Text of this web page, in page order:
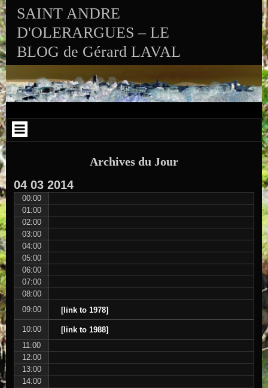
Skip to VISITS_COUNTER_WIDGET
SAINT ANDRE
D'OLERARGUES – LE
BLOG de Gérard LAVAL
Archives du Jour
04 03 2014
00:00
01:00
02:00
03:00
04:00
05:00
06:00
07:00
08:00
09:00
[link to 1978]
10:00
[link to 1988]
11:00
12:00
13:00
14:00